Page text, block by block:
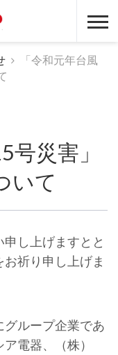
ベイシア
「令和元年台風
号災害」
いて
し上げますとと
祈り申し上げま
グループ企業であ
電器、（株）